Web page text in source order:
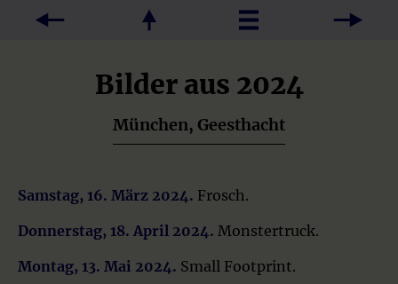
Bilder aus 2024
München, Geesthacht
Samstag, 16. März 2024. Frosch.
Donnerstag, 18. April 2024. Monstertruck.
Montag, 13. Mai 2024. Small Footprint.